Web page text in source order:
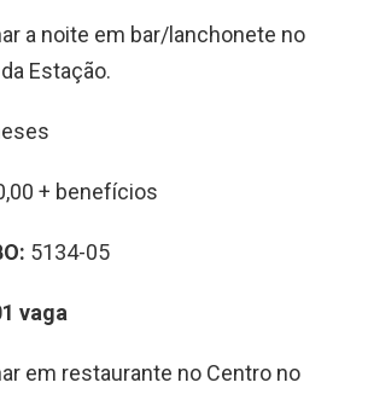
a noite em bar/lanchonete no
Estação.
+ benefícios
5134-05
vaga
em restaurante no Centro no